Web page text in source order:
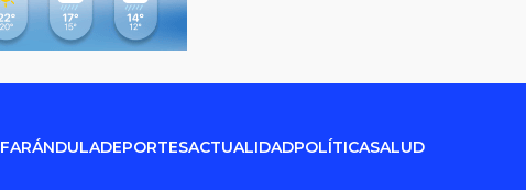
FARÁNDULADEPORTESACTUALIDADPOLÍTICASALUD